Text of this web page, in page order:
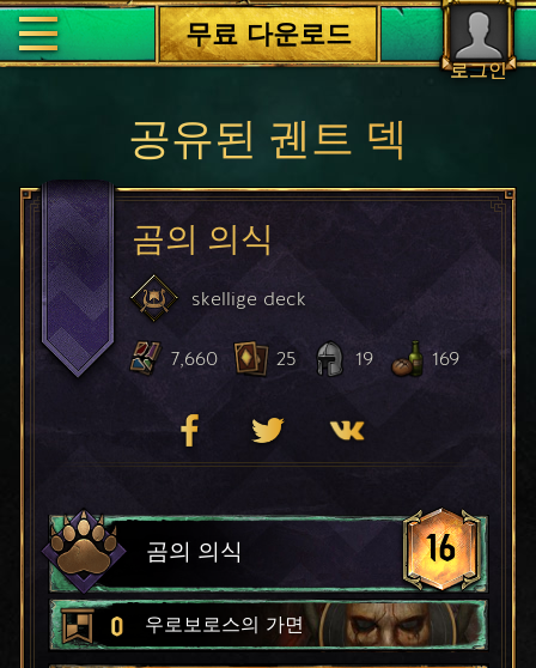
로그인
무료 다운로드
공유된 궨트 덱
곰의 의식
skellige deck
7,660 25 19 169
곰의 의식 16
0 우로보로스의 가면